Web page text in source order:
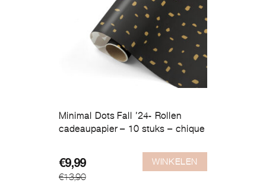
Minimal Dots Fall ’24- Rollen
cadeaupapier – 10 stuks – chique
€13,90
Oorspronkelijke
prijs
€9,99
Huidige
prijs
WINKELEN